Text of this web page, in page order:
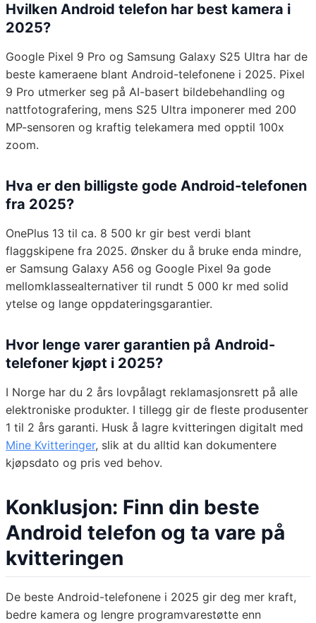
Hvilken Android telefon har best kamera i
2025?
Google Pixel 9 Pro og Samsung Galaxy S25 Ultra har de
beste kameraene blant Android-telefonene i 2025. Pixel
9 Pro utmerker seg på AI-basert bildebehandling og
nattfotografering, mens S25 Ultra imponerer med 200
MP-sensoren og kraftig telekamera med opptil 100x
zoom.
Hva er den billigste gode Android-telefonen
fra 2025?
OnePlus 13 til ca. 8 500 kr gir best verdi blant
flaggskipene fra 2025. Ønsker du å bruke enda mindre,
er Samsung Galaxy A56 og Google Pixel 9a gode
mellomklassealternativer til rundt 5 000 kr med solid
ytelse og lange oppdateringsgarantier.
Hvor lenge varer garantien på Android-
telefoner kjøpt i 2025?
I Norge har du 2 års lovpålagt reklamasjonsrett på alle
elektroniske produkter. I tillegg gir de fleste produsenter
1 til 2 års garanti. Husk å lagre kvitteringen digitalt med
Mine Kvitteringer, slik at du alltid kan dokumentere
kjøpsdato og pris ved behov.
Konklusjon: Finn din beste
Android telefon og ta vare på
kvitteringen
De beste Android-telefonene i 2025 gir deg mer kraft,
bedre kamera og lengre programvarestøtte enn